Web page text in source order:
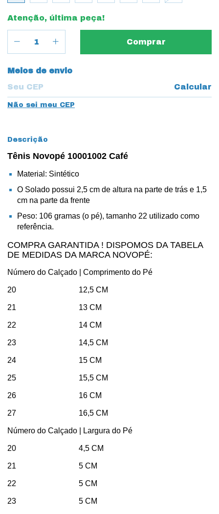
Atenção, última peça!
Entregas para o CEP:
Meios de envio
Calcular
Não sei meu CEP
Descrição
Tênis Novopé 10001002 Café
Material: Sintético
O Solado possui 2,5 cm de altura na parte de trás e 1,5
cm na parte da frente
Peso: 106 gramas (o pé), tamanho 22 utilizado como
referência.
COMPRA GARANTIDA ! DISPOMOS DA TABELA
DE MEDIDAS DA MARCA NOVOPÉ:
Número do Calçado | Comprimento do Pé
20 12,5 CM
21 13 CM
22 14 CM
23 14,5 CM
24 15 CM
25 15,5 CM
26 16 CM
27 16,5 CM
Número do Calçado | Largura do Pé
20 4,5 CM
21 5 CM
22 5 CM
23 5 CM